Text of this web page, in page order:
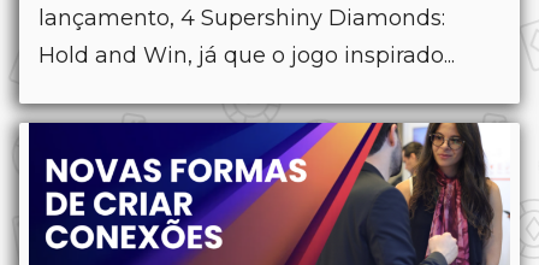
lançamento, 4 Supershiny Diamonds:
Hold and Win, já que o jogo inspirado...